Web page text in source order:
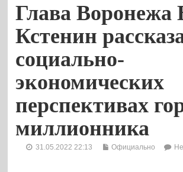
Глава Воронежа
Кстенин
социально-
экономических
перспективах
миллионника
31.05.2022 22:13 Официально